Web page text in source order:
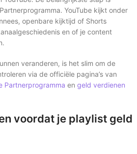
YouTube kijkt onder
openbare kijktijd of Shorts
en of je content
veranderen, is het slim om de
via de officiële pagina’s van
Partnerprogramma en geld verdienen
voordat je playlist geld